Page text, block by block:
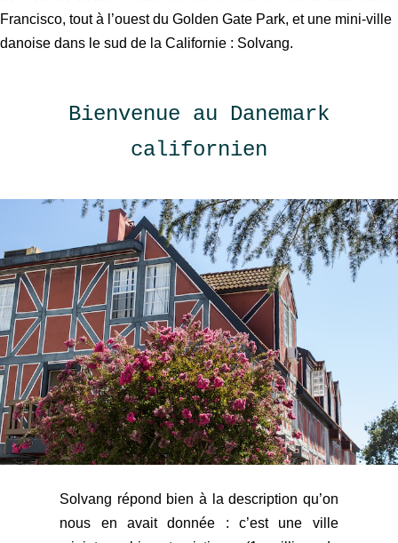
Francisco, tout à l’ouest du Golden Gate Park, et une mini-ville
danoise dans le sud de la Californie : Solvang.
Bienvenue au Danemark
californien
Solvang répond bien à la description qu’on
nous en avait donnée : c’est une ville